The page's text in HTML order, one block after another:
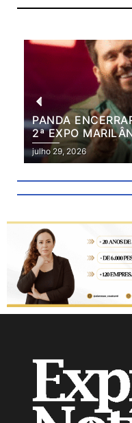
PANDA
2ª EXPO
julho 29, 2026